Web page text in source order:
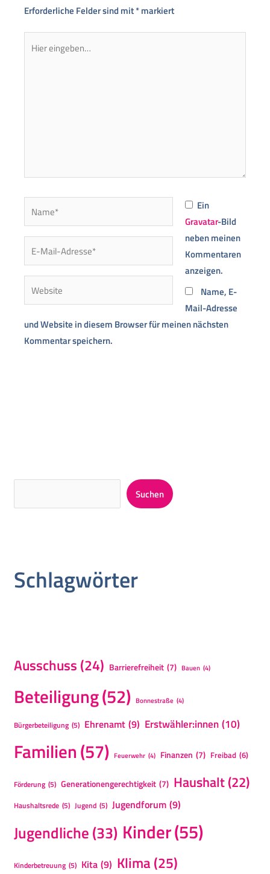
Erforderliche Felder sind mit*markiert
eingeben…
Adresse*
Ein
Gravatar-Bild
neben meinen
Kommentaren
anzeigen.
Name, E-
Mail-Adresse
und Website in diesem Browser für meinen nächsten
Kommentar speichern.
Suchen
Schlagwörter
Ausschuss (24) Barrierefreiheit (7) Bauen (4)
Beteiligung(52) Bonnestraße (4)
Bürgerbeteiligung (5) Ehrenamt (9) Erstwähler:innen (10)
Familien(57) Feuerwehr (4) Finanzen (7) Freibad (6)
Förderung (5) Generationengerechtigkeit (7) Haushalt(22)
Haushaltsrede (5) Jugend (5) Jugendforum (9)
Jugendliche(33) Kinder(55)
Kinderbetreuung (5) Kita (9) Klima (25)